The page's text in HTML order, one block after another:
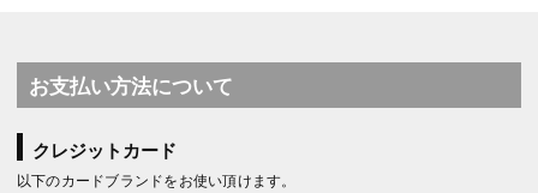
お支払い方法について
クレジットカード
以下のカードブランドをお使い頂けます。